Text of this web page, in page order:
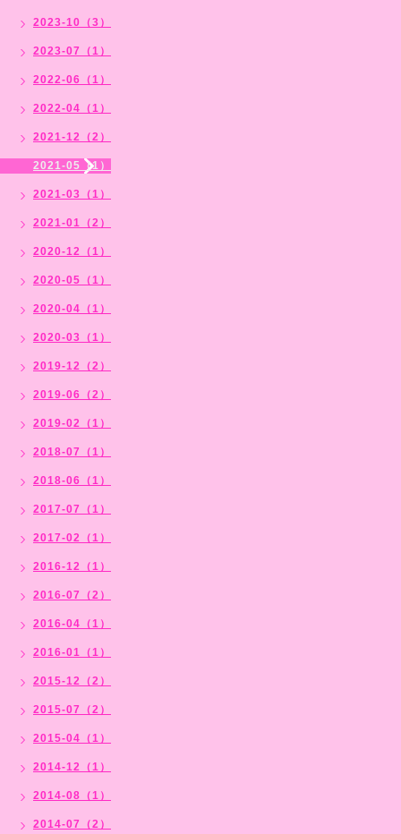
2023-10（3）
2023-07（1）
2022-06（1）
2022-04（1）
2021-12（2）
2021-05（1）
2021-03（1）
2021-01（2）
2020-12（1）
2020-05（1）
2020-04（1）
2020-03（1）
2019-12（2）
2019-06（2）
2019-02（1）
2018-07（1）
2018-06（1）
2017-07（1）
2017-02（1）
2016-12（1）
2016-07（2）
2016-04（1）
2016-01（1）
2015-12（2）
2015-07（2）
2015-04（1）
2014-12（1）
2014-08（1）
2014-07（2）